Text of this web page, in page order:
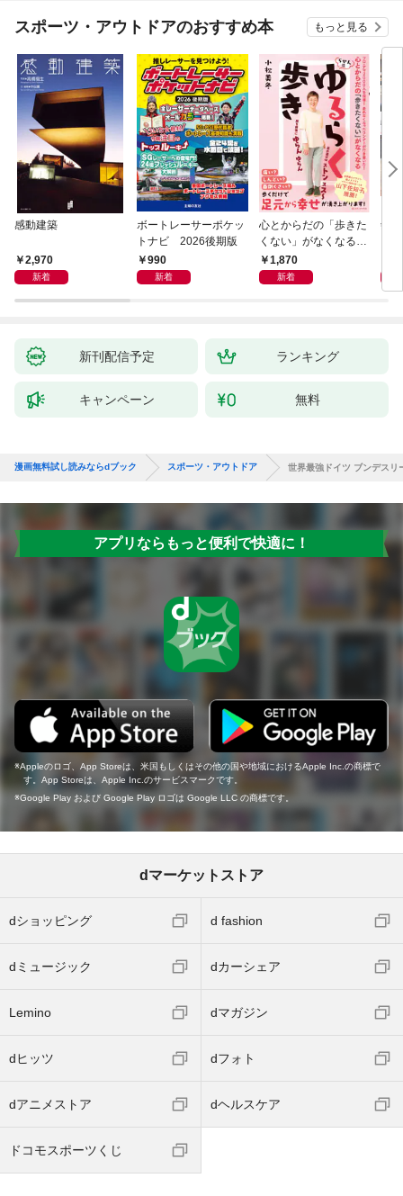
スポーツ・アウトドアのおすすめ本 もっと見る
感動建築
2,970
新着
ボートレーサーポケッ
トナビ 2026後期版
990
新着
心とからだの「歩きた
くない」がなくなる
らせん流 ゆるらく歩
き
1,870
新着
剣
新刊配信予定 ランキング
キャンペーン 無料
漫画無料試し読みならdブック スポーツ・アウトドア 世界最強ドイツ ブンデスリ
アプリならもっと便利で快適に！
Appleのロゴ、App Storeは、米国もしくはその他の国や地域におけるApple Inc.の商標で
す。App Storeは、Apple Inc.のサービスマークです。
Google Play および Google Play ロゴは Google LLC の商標です。
dマーケットストア
dショッピング d fashion
dミュージック dカーシェア
Lemino dマガジン
dヒッツ dフォト
dアニメストア dヘルスケア
ドコモスポーツくじ